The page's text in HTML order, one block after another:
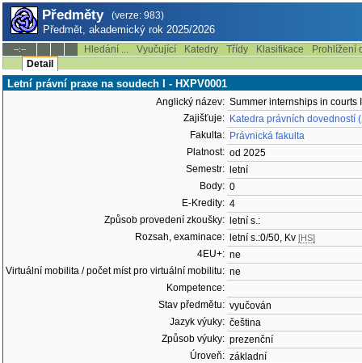
Předměty (verze: 983)
Předmět, akademický rok 2025/2026
--:-- Hledání ... Vyučující Katedry Třídy Klasifikace
Prohlížení
Detail
Letní právní praxe na soudech I - HXPV0001
Anglický název: Summer internships in courts I
Zajišťuje: Katedra právních dovedností
Fakulta: Právnická fakulta
Platnost: od 2025
Semestr:
letní
Body: 0
E-Kredity: 4
Způsob provedení zkoušky:
letní s.:
Rozsah, examinace:
letní s.:0/50, Kv [HS]
4EU+: ne
Virtuální mobilita / počet míst pro virtuální mobilitu: ne
Kompetence:
Stav předmětu: vyučován
Jazyk výuky: čeština
Způsob výuky: prezenční
Úroveň: základní